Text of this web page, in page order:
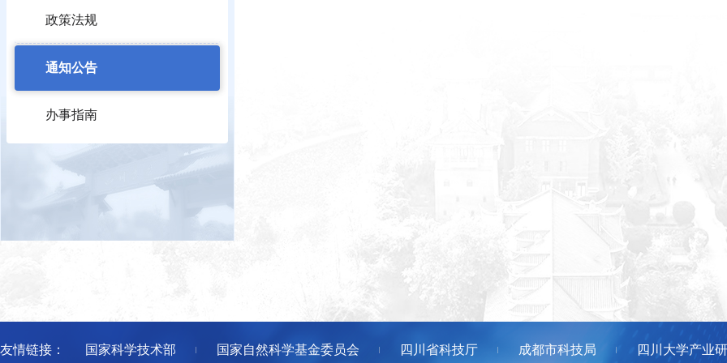
政策法规
通知公告
办事指南
友情链接： 国家科学技术部 国家自然科学基金委员会 四川省科技厅 成都市科技局 四川大学产业